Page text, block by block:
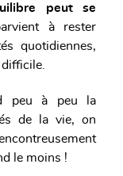
peut se
à rester
quotidiennes,
peu à peu la
de la vie, on
le moins !